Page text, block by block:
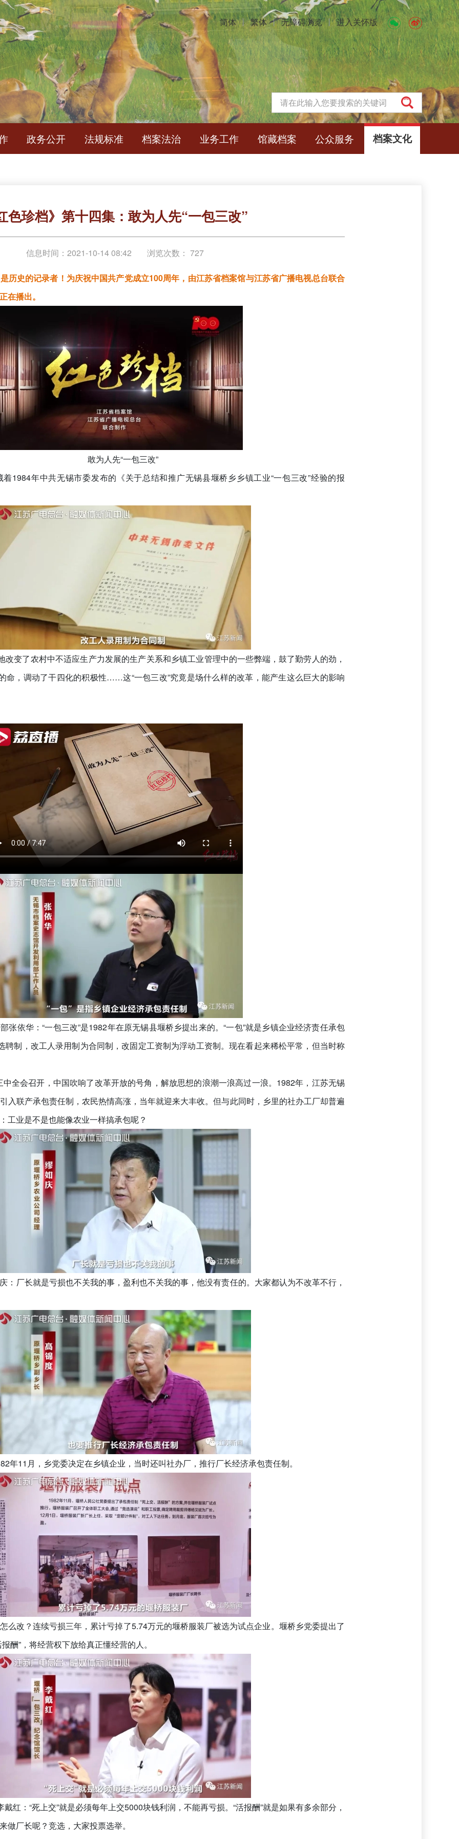
简体 丨 繁体 丨 无障碍浏览 丨 进入关怀版
政务公开 法规标准 档案法治 业务工作 馆藏档案 公众服务 档案文化
色珍档》第十四集：敢为人先“一包三改”
信息时间：2021-10-14 08:42 浏览次数： 727
历史的记录者！为庆祝中国共产党成立100周年，由江苏省档案馆与江苏省广播电视总台联合
在播出。
敢为人先“一包三改”
1984年中共无锡市委发布的《关于总结和推广无锡县堰桥乡乡镇工业“一包三改”经验的报
改变了农村中不适应生产力发展的生产关系和乡镇工业管理中的一些弊端，鼓了勤劳人的劲，
命，调动了干四化的积极性……这“一包三改”究竟是场什么样的改革，能产生这么巨大的影响
张依华：“一包三改”是1982年在原无锡县堰桥乡提出来的。“一包”就是乡镇企业经济责任承包
聘制，改工人录用制为合同制，改固定工资制为浮动工资制。现在看起来稀松平常，但当时称
全会召开，中国吹响了改革开放的号角，解放思想的浪潮一浪高过一浪。1982年，江苏无锡
入联产承包责任制，农民热情高涨，当年就迎来大丰收。但与此同时，乡里的社办工厂却普遍
工业是不是也能像农业一样搞承包呢？
：厂长就是亏损也不关我的事，盈利也不关我的事，他没有责任的。大家都认为不改革不行，
年11月，乡党委决定在乡镇企业，当时还叫社办厂，推行厂长经济承包责任制。
么改？连续亏损三年，累计亏掉了5.74万元的堰桥服装厂被选为试点企业。堰桥乡党委提出了
酬”，将经营权下放给真正懂经营的人。
戴红：“死上交”就是必须每年上交5000块钱利润，不能再亏损。“活报酬”就是如果有多余部分，
做厂长呢？竞选，大家投票选举。